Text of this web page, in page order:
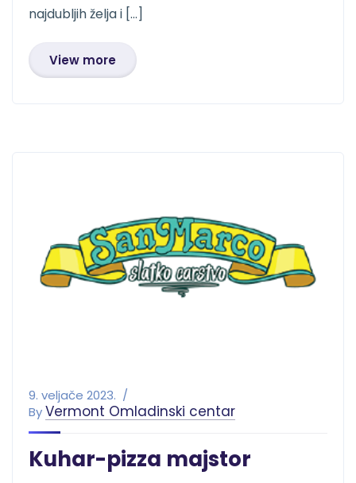
najdubljih želja i […]
View more
9. veljače 2023.
ByVermont Omladinski centar
Kuhar-pizza majstor